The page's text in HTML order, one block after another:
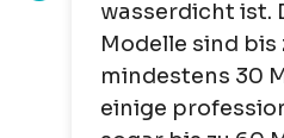
wasserdicht ist.
Modelle sind bis
mindestens 30
einige